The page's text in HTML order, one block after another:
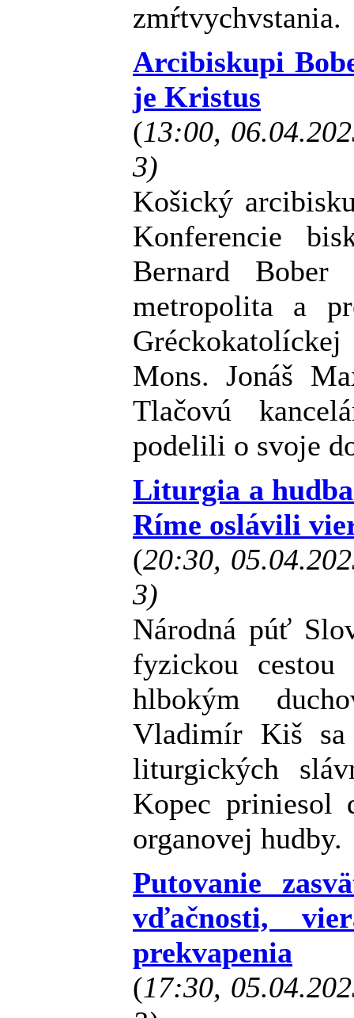
zmŕtvychvstania.
Arcibiskupi
je Kristus
(13:00,
3)
Košický
Konferencie
Bernard Bober
metropolita a
Mons. Jonáš
Tlačovú
podelili o svoje
Liturgia a
Ríme oslávili
(20:30,
3)
Národná púť
fyzickou
hlbokým
Vladimír Kiš
liturgických
Kopec priniesol
organovej hudby.
Putovanie
vďačnosti,
prekvapenia
(17:30,